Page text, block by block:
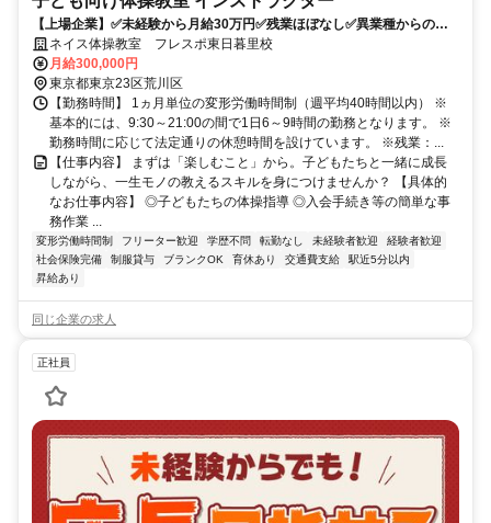
【上場企業】✅未経験から月給30万円✅残業ほぼなし✅異業種からの転
職多数✅子供の未来をつくる仕事
ネイス体操教室 フレスポ東日暮里校
月給300,000円
東京都東京23区荒川区
【勤務時間】 1ヵ月単位の変形労働時間制（週平均40時間以内） ※
基本的には、9:30～21:00の間で1日6～9時間の勤務となります。 ※
勤務時間に応じて法定通りの休憩時間を設けています。 ※残業：...
【仕事内容】 まずは「楽しむこと」から。子どもたちと一緒に成長
しながら、一生モノの教えるスキルを身につけませんか？ 【具体的
なお仕事内容】 ◎子どもたちの体操指導 ◎入会手続き等の簡単な事
務作業 ...
変形労働時間制 フリーター歓迎 学歴不問 転勤なし 未経験者歓迎
経験者歓迎
社会保険完備
制服貸与 ブランクOK 育休あり 交通費支給
駅近5分以内
昇給あり
同じ企業の求人
正社員